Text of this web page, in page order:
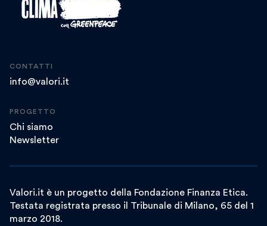
CONTATTI
info@valori.it
PROGETTO
Chi siamo
Newsletter
Valori.it è un progetto della Fondazione Finanza Etica.
Testata registrata presso il Tribunale di Milano, 65 del 1
marzo 2018.